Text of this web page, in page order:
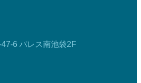
6 パレス南池袋2F